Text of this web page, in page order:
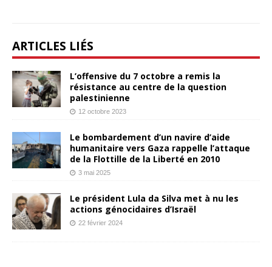
ARTICLES LIÉS
L’offensive du 7 octobre a remis la
résistance au centre de la question
palestinienne
12 octobre 2023
Le bombardement d’un navire d’aide
humanitaire vers Gaza rappelle l’attaque
de la Flottille de la Liberté en 2010
3 mai 2025
Le président Lula da Silva met à nu les
actions génocidaires d’Israël
22 février 2024